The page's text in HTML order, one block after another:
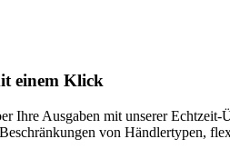
einem Klick
Ihre Ausgaben mit unserer
von Händlertypen,